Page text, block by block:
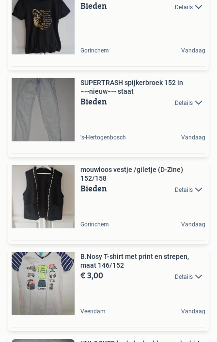
Bieden Details
Gorinchem Vandaag
SUPERTRASH spijkerbroek 152 in
~~nieuw~~ staat
Bieden Details
's-Hertogenbosch Vandaag
mouwloos vestje /giletje (D-Zine)
152/158
Bieden Details
Gorinchem Vandaag
B.Nosy T-shirt met print en strepen,
maat 146/152
€ 3,00 Details
Veendam Vandaag